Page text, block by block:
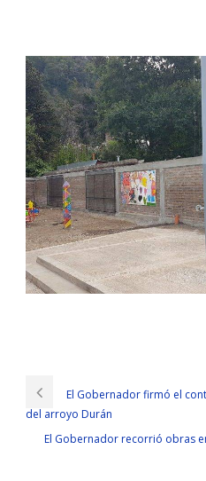
Infrastructure 98-367 Exam Sample
98-367 Exam Sample luxury hotel.
Someone was dissatisfied and
Microsoft IT Infrastructure 98-367
El Gobernador firmó el
del arroyo Durán
El Gobernador recorrió obras